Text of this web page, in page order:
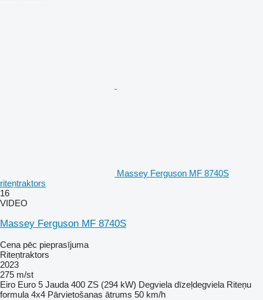
Massey Ferguson MF 8740S
riteņtraktors
16
VIDEO
Massey Ferguson MF 8740S
Cena pēc pieprasījuma
Riteņtraktors
2023
275 m/st
Eiro Euro 5 Jauda 400 ZS (294 kW) Degviela dīzeļdegviela Riteņu
formula 4x4 Pārvietošanas ātrums 50 km/h